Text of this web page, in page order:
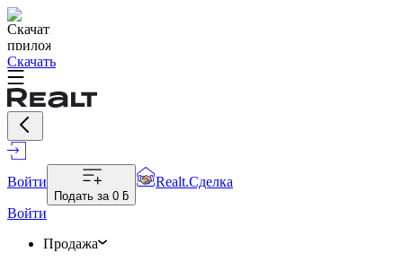
Скачать
Войти
Подать за 0 ƃ
Realt.Сделка
Войти
Продажа